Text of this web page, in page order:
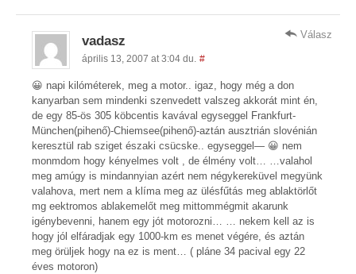
vadasz
április 13, 2007 at 3:04 du. #
😀 napi kilóméterek, meg a motor.. igaz, hogy még a don
kanyarban sem mindenki szenvedett valszeg akkorát mint én,
de egy 85-ös 305 köbcentis kavával egyseggel Frankfurt-
München(pihenő)-Chiemsee(pihenő)-aztán ausztrián slovénián
keresztül rab sziget északi csücske.. egyseggel— 😀 nem
monmdom hogy kényelmes volt , de élmény volt… …valahol
meg amúgy is mindannyian azért nem négykereküvel megyünk
valahova, mert nem a klíma meg az ülésfűtás meg ablaktörlőt
mg eektromos ablakemelőt meg mittommégmit akarunk
igénybevenni, hanem egy jót motorozni… … nekem kell az is
hogy jól elfáradjak egy 1000-km es menet végére, és aztán
meg örüljek hogy na ez is ment… ( pláne 34 pacival egy 22
éves motoron)
Válasz